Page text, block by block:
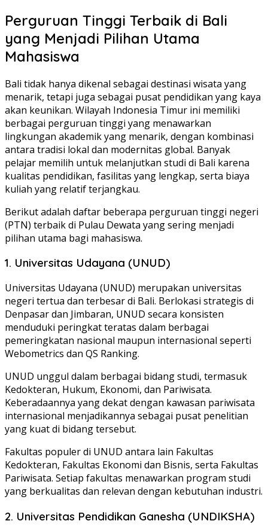
Perguruan Tinggi Terbaik di Bali
yang Menjadi Pilihan Utama
Mahasiswa
Bali tidak hanya dikenal sebagai destinasi wisata yang
menarik, tetapi juga sebagai pusat pendidikan yang kaya
akan keunikan. Wilayah Indonesia Timur ini memiliki
berbagai perguruan tinggi yang menawarkan
lingkungan akademik yang menarik, dengan kombinasi
antara tradisi lokal dan modernitas global. Banyak
pelajar memilih untuk melanjutkan studi di Bali karena
kualitas pendidikan, fasilitas yang lengkap, serta biaya
kuliah yang relatif terjangkau.
Berikut adalah daftar beberapa perguruan tinggi negeri
(PTN) terbaik di Pulau Dewata yang sering menjadi
pilihan utama bagi mahasiswa.
1. Universitas Udayana (UNUD)
Universitas Udayana (UNUD) merupakan universitas
negeri tertua dan terbesar di Bali. Berlokasi strategis di
Denpasar dan Jimbaran, UNUD secara konsisten
menduduki peringkat teratas dalam berbagai
pemeringkatan nasional maupun internasional seperti
Webometrics dan QS Ranking.
UNUD unggul dalam berbagai bidang studi, termasuk
Kedokteran, Hukum, Ekonomi, dan Pariwisata.
Keberadaannya yang dekat dengan kawasan pariwisata
internasional menjadikannya sebagai pusat penelitian
yang kuat di bidang tersebut.
Fakultas populer di UNUD antara lain Fakultas
Kedokteran, Fakultas Ekonomi dan Bisnis, serta Fakultas
Pariwisata. Setiap fakultas menawarkan program studi
yang berkualitas dan relevan dengan kebutuhan industri.
2. Universitas Pendidikan Ganesha (UNDIKSHA)